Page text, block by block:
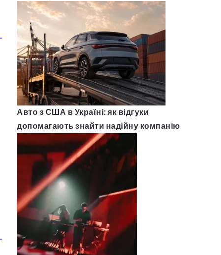
Авто з США в Україні: як відгуки
допомагають знайти надійну компанію